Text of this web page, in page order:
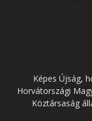
Képes Újság,
Horvátországi
Köztársaság